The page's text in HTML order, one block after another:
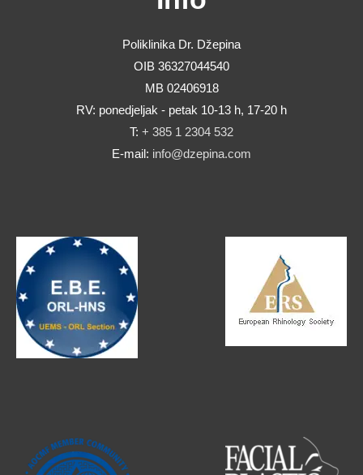
Poliklinika Dr. Džepina
OIB 36327044540
MB 02406918
RV: ponedjeljak - petak 10-13 h, 17-20 h
T: + 385 1 2304 532
E-mail: info@dzepina.com